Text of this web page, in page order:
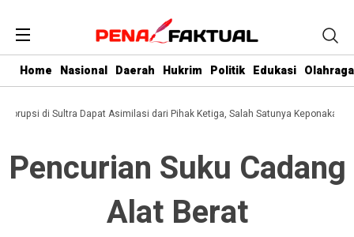
Home Nasional Daerah Hukrim Politik Edukasi Olahraga
Korupsi di Sultra Dapat Asimilasi dari Pihak Ketiga, Salah Satunya Keponakan
Pencurian Suku Cadang
Alat Berat